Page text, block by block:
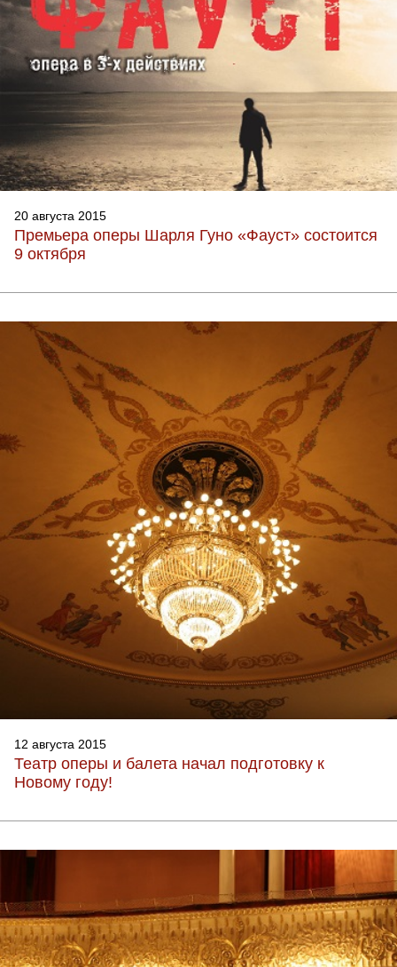
20 августа 2015
Премьера оперы Шарля Гуно «Фауст» состоится
9 октября
12 августа 2015
Театр оперы и балета начал подготовку к
Новому году!